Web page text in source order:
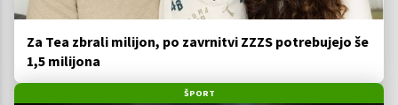
Za Tea zbrali milijon, po zavrnitvi ZZZS potrebujejo še
1,5 milijona
ŠPORT